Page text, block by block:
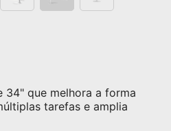
34" que melhora a forma
tarefas e amplia